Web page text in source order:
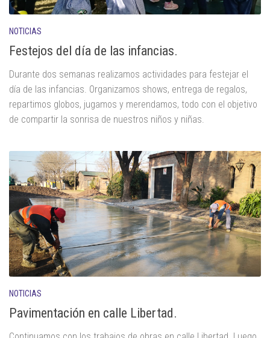
NOTICIAS
Festejos del día de las infancias.
Durante dos semanas realizamos actividades para festejar el
día de las infancias. Organizamos shows, entrega de regalos,
repartimos globos, jugamos y merendamos, todo con el objetivo
de compartir la sonrisa de nuestros niños y niñas.
NOTICIAS
Pavimentación en calle Libertad.